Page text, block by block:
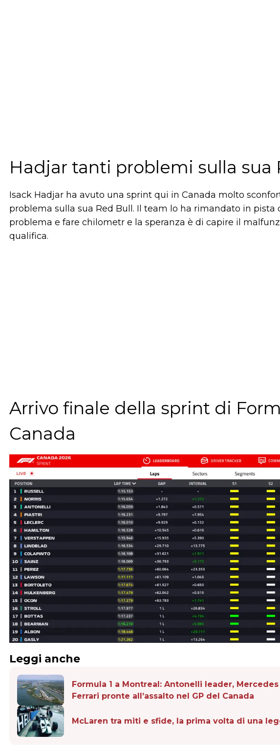
Hadjar tanti problemi sulla sua
Isack Hadjar ha avuto una sprint qui in Canada molto
problema sulla sua Red Bull. Il team lo ha rimandato in
problema e fare chilometr e la speranza è di capire il
qualifica.
Arrivo finale della sprint di
Canada
Leggi anche
Formula 1 a Montreal: Antonelli leader,
Ferrari pronte all’assalto nel GP del Canada
McLaren tra miti e sfide, la prima volta di una